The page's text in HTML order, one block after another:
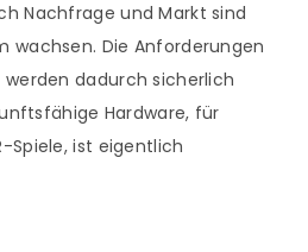
Nachfrage und Markt sind
wachsen. Die Anforderungen
dadurch sicherlich
Hardware, für
Spiele, ist eigentlich